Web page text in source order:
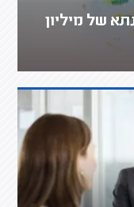
של מיליון